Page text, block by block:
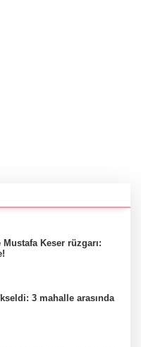
Keser rüzgarı:
3 mahalle arasında